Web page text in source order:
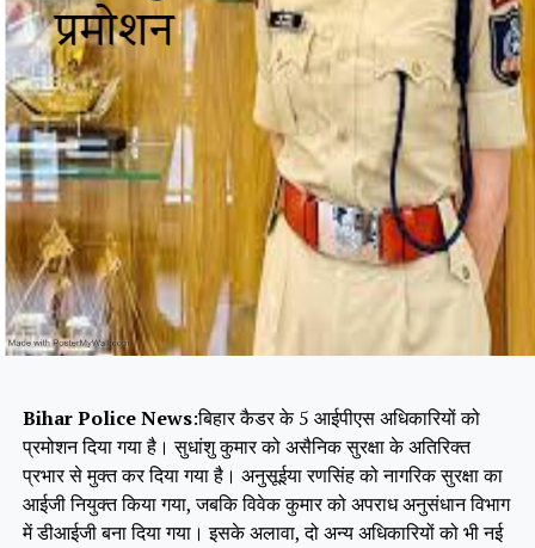
Bihar Police News:बिहार कैडर के 5 आईपीएस अधिकारियों को
प्रमोशन दिया गया है। सुधांशु कुमार को असैनिक सुरक्षा के अतिरिक्त
प्रभार से मुक्त कर दिया गया है। अनुसूईया रणसिंह को नागरिक सुरक्षा का
आईजी नियुक्त किया गया, जबकि विवेक कुमार को अपराध अनुसंधान विभाग
में डीआईजी बना दिया गया। इसके अलावा, दो अन्य अधिकारियों को भी नई